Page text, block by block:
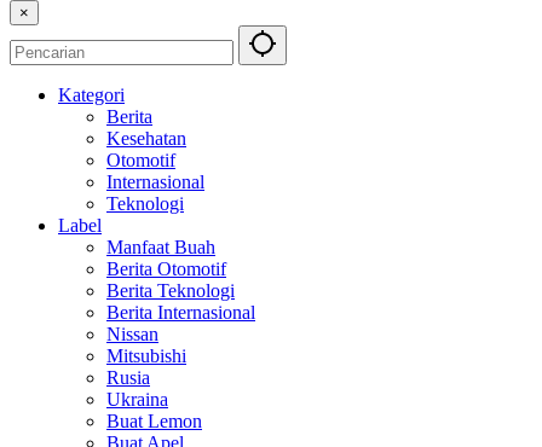
×
Kategori
Berita
Kesehatan
Otomotif
Internasional
Teknologi
Label
Manfaat Buah
Berita Otomotif
Berita Teknologi
Berita Internasional
Nissan
Mitsubishi
Rusia
Ukraina
Buat Lemon
Buat Apel